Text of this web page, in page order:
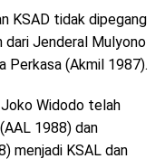
KSAD tidak dipegang
dari Jenderal Mulyono
Perkasa (Akmil 1987).
Widodo telah
1988) dan
menjadi KSAL dan